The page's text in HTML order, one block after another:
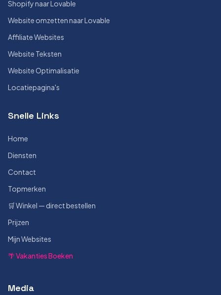
Shopify naar Lovable
Website omzetten naar Lovable
Affiliate Websites
Website Teksten
Website Optimalisatie
Locatiepagina's
Snelle Links
Home
Diensten
Contact
Topmerken
🛒 Winkel — direct bestellen
Prijzen
Mijn Websites
🌴 Vakanties Boeken
Media